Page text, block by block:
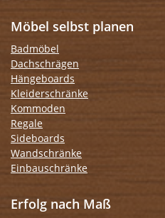
Möbel selbst planen
Badmöbel
Dachschrägen
Hängeboards
Kleiderschränke
Kommoden
Regale
Sideboards
Wandschränke
Einbauschränke
Erfolg nach Maß